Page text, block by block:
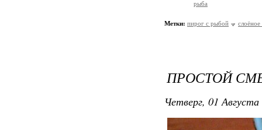
рыба
Метки: пирог с рыбой слоёное
ПРОСТОЙ
Четверг, 01